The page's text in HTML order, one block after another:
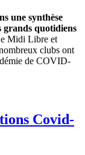
une synthèse
grands quotidiens
Midi Libre et
clubs ont
de COVID-
Covid-